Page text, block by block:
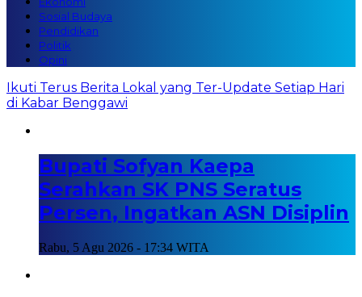
Sosial Budaya
Pendidikan
Politik
Opini
Ikuti Terus Berita Lokal yang Ter-Update Setiap Hari
di Kabar Benggawi
Bupati Sofyan Kaepa
Serahkan SK PNS Seratus
Persen, Ingatkan ASN Disiplin
Rabu, 5 Agu 2026 - 17:34 WITA